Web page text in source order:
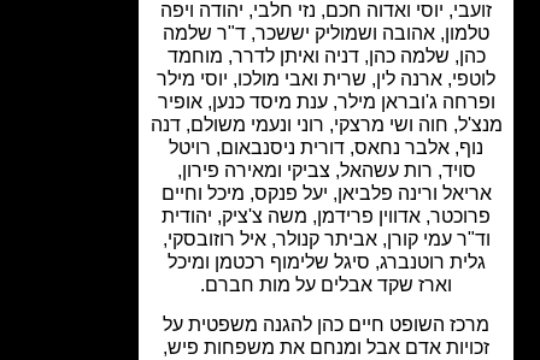
יוסי ואדוה חכם, נזי חלבי, יהודה ויפה
אהובה ושמוליק יששכר, ד"ר שלמה
שלמה כהן, דניה ואיתן לדרר, מוחמד
ארנה לין, שרית ואבי מולכו, יוסי מילר
ג'ובראן מילר, ענת מיסד כנען, אופיר
חוה ושי מרצקי, רוני ונעמי משולם, דנה
אלבר נחאס, דורית ניסנבאום, רויטל
סויד, רות עשהאל, צביקי ומאירה פירון,
ורינה פלביאן, יעל פנקס, מיכל וחיים
אדווין פרידמן, משה צ'ציק, יהודית
עמי קורן, אביתר קנולר, איל רוזובסקי,
רוטנברג, סיגל שלימוף רכטמן ומיכל
וארז שקד אבלים על מות חברם.
השופט חיים כהן להגנה משפטית על
אדם אבל ומנחם את משפחות פיש,